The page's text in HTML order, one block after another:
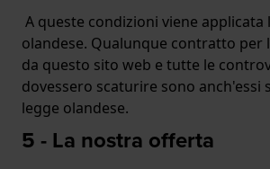
A queste condizioni viene applicata
olandese. Qualunque contratto per
da questo sito web e tutte le
dovessero scaturire sono anch'essi
legge olandese.
5 - La nostra offerta